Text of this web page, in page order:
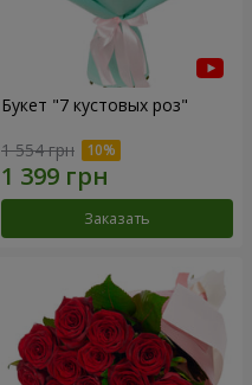
Букет "7 кустовых роз"
1 554 грн
Заказать